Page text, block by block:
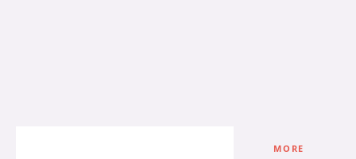
MORE